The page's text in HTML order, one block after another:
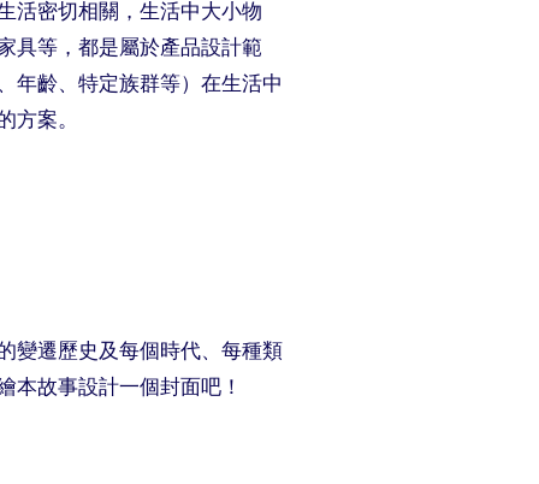
活密切相關，生活中大小物
具等，都是屬於產品設計範
年齡、特定族群等）在生活中
方案。
變遷歷史及每個時代、每種類
本故事設計一個封面吧！